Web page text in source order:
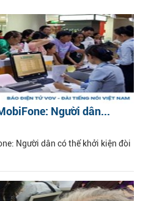
Người dân...
Người dân có thể khởi kiện đòi